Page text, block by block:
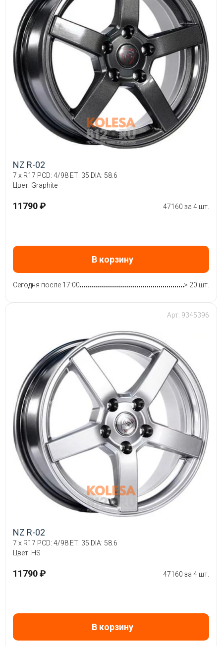
NZ R-02
7 x R17 PCD: 4/98 ET: 35 DIA: 58.6
Цвет: Graphite
11790 ₽ 47160 за 4 шт.
В корзину
Сегодня после 17:00 > 20 шт.
Арт: 9345396
NZ R-02
7 x R17 PCD: 4/98 ET: 35 DIA: 58.6
Цвет: HS
11790 ₽ 47160 за 4 шт.
В корзину